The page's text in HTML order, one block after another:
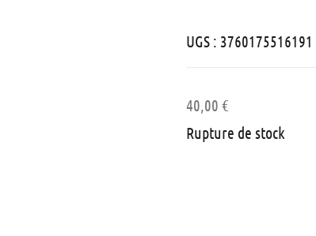
UGS : 3760175516191
40,00€
Rupture de stock